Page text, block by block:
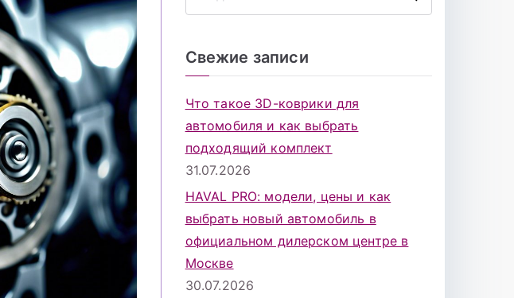
Свежие записи
Что такое 3D-коврики для
автомобиля и как выбрать
подходящий комплект
31.07.2026
HAVAL PRO: модели, цены и как
выбрать новый автомобиль в
официальном дилерском центре в
Москве
30.07.2026